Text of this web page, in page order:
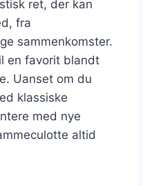
ret, der kan
fra
sammenkomster.
en favorit blandt
Uanset om du
klassiske
med nye
altid